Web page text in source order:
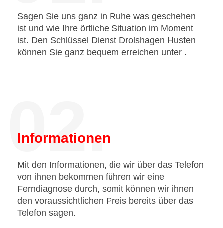
Sagen Sie uns ganz in Ruhe was geschehen
ist und wie Ihre örtliche Situation im Moment
ist. Den Schlüssel Dienst Drolshagen Husten
können Sie ganz bequem erreichen unter .
02.
Informationen
Mit den Informationen, die wir über das Telefon
von ihnen bekommen führen wir eine
Ferndiagnose durch, somit können wir ihnen
den voraussichtlichen Preis bereits über das
Telefon sagen.